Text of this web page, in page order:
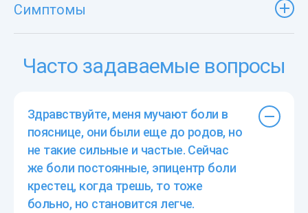
Симптомы
Часто задаваемые вопросы
Здравствуйте, меня мучают боли в
пояснице, они были еще до родов, но
не такие сильные и частые. Сейчас
же боли постоянные, эпицентр боли
крестец, когда трешь, то тоже
больно, но становится легче.